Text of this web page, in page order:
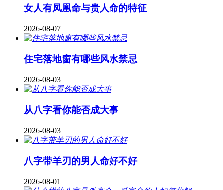
女人有凤凰命与贵人命的特征
2026-08-07
住宅落地窗有哪些风水禁忌
2026-08-03
从八字看你能否成大事
2026-08-03
八字带羊刃的男人命好不好
2026-08-01